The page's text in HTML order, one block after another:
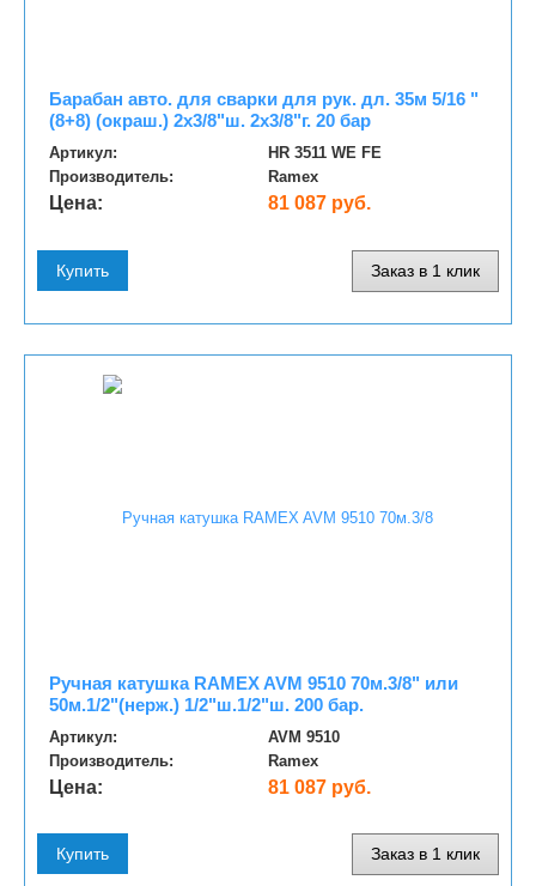
Барабан авто. для сварки для рук. дл. 35м 5/16 "
(8+8) (окраш.) 2x3/8"ш. 2x3/8"г. 20 бар
Артикул:
HR 3511 WE FE
Производитель:
Ramex
Цена: 81 087 руб.
Купить Заказ в 1 клик
Ручная катушка RAMEX AVM 9510 70м.3/8" или
50м.1/2"(нерж.) 1/2"ш.1/2"ш. 200 бар.
Артикул:
AVM 9510
Производитель:
Ramex
Цена: 81 087 руб.
Купить Заказ в 1 клик